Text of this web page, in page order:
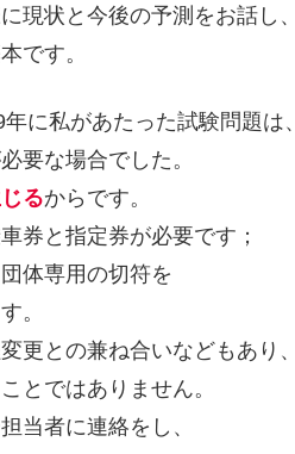
現状と今後の予測をお話し、
です。
に私があたった試験問題は、
要な場合でした。
るからです。
券と指定券が必要です；
体専用の切符を
。
更との兼ね合いなどもあり、
とではありません。
当者に連絡をし、